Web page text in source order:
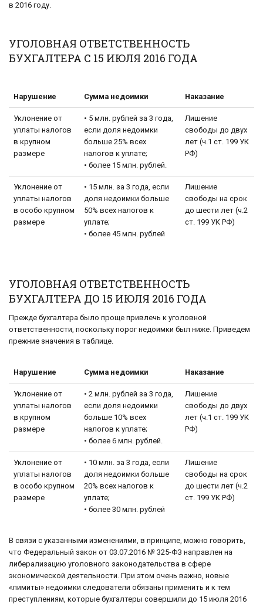
в 2016 году.
УГОЛОВНАЯ ОТВЕТСТВЕННОСТЬ
БУХГАЛТЕРА С 15 ИЮЛЯ 2016 ГОДА
Нарушение Сумма недоимки Наказание
Уклонение от
уплаты налогов
в крупном
размере
• 5 млн. рублей за 3 года,
если доля недоимки
больше 25% всех
налогов к уплате;
• более 15 млн. рублей.
Лишение
свободы до двух
лет (ч.1 ст. 199 УК
РФ)
Уклонение от
уплаты налогов
в особо крупном
размере
• 15 млн. за 3 года, если
доля недоимки больше
50% всех налогов к
уплате;
• более 45 млн. рублей
Лишение
свободы на срок
до шести лет (ч.2
ст. 199 УК РФ)
УГОЛОВНАЯ ОТВЕТСТВЕННОСТЬ
БУХГАЛТЕРА ДО 15 ИЮЛЯ 2016 ГОДА
Прежде бухгалтера было проще привлечь к уголовной
ответственности, поскольку порог недоимки был ниже. Приведем
прежние значения в таблице.
Нарушение Сумма недоимки Наказание
Уклонение от
уплаты налогов
в крупном
размере
• 2 млн. рублей за 3 года,
если доля недоимки
больше 10% всех
налогов к уплате;
• более 6 млн. рублей.
Лишение
свободы до двух
лет (ч.1 ст. 199 УК
РФ)
Уклонение от
уплаты налогов
в особо крупном
размере
• 10 млн. за 3 года, если
доля недоимки больше
20% всех налогов к
уплате;
• более 30 млн. рублей
Лишение
свободы на срок
до шести лет (ч.2
ст. 199 УК РФ)
В связи с указанными изменениями, в принципе, можно говорить,
что Федеральный закон от 03.07.2016 № 325-ФЗ направлен на
либерализацию уголовного законодательства в сфере
экономической деятельности. При этом очень важно, новые
«лимиты» недоимки следователи обязаны применить и к тем
преступлениям, которые бухгалтеры совершили до 15 июля 2016